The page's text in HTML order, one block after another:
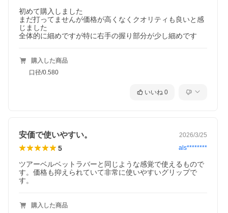
初めて購入しました
まだ打ってませんが価格が高くなくクオリティも良いと感
じました
購入した商品
口径/0.580
いいね 0
安価で使いやすい。 2026/3/25
5 als********
ツアーベルベットラバーと同じような感覚で使えるもので
す。価格も抑えられていて非常に使いやすいグリップで
す。
購入した商品